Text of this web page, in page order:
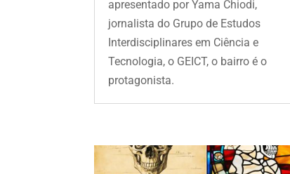
apresentado por Yama Chiodi,
jornalista do Grupo de Estudos
Interdisciplinares em Ciência e
Tecnologia, o GEICT, o bairro é o
protagonista.